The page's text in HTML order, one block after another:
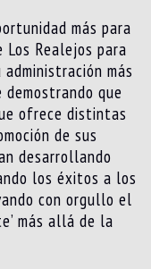
más para
Realejos para
más
que
ofrece distintas
de sus
desarrollando
los éxitos a los
con orgullo el
más allá de la